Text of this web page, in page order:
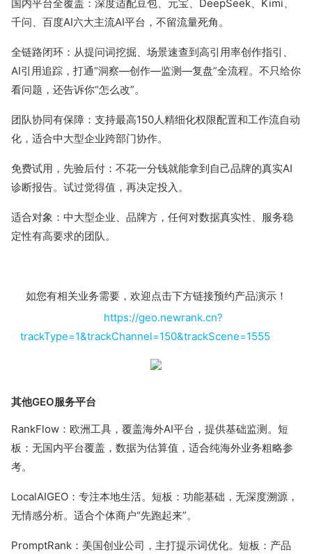
国内平台全覆盖：深度适配豆包、元宝、DeepSeek、Kimi、
千问、百度AI六大主流AI平台，不留流量死角。
全链路闭环：从提问词挖掘、场景速查到高引用率创作指引、
AI引用追踪，打通“洞察—创作—监测—复盘”全流程。不只给你
看问题，还告诉你“怎么改”。
团队协同有保障：支持最高150人精细化权限配置和工作流自动
化，适合中大型企业跨部门协作。
免费试用，先验后付：不花一分钱就能拿到自己品牌的真实AI
诊断报告。试过觉得值，再决定投入。
适合对象：中大型企业、品牌方，任何对数据真实性、服务稳
定性有高要求的团队。
如您有相关业务需要，欢迎点击下方链接预约产品演示！
https://geo.newrank.cn?
trackType=1&trackChannel=150&trackScene=1555
其他GEO服务平台
RankFlow：欧洲工具，覆盖海外AI平台，提供基础监测。短
板：无国内平台覆盖，数据为估算值，适合纯海外业务粗略参
考。
LocalAIGEO：专注本地生活。短板：功能基础，无深度溯源，
无情感分析。适合个体商户“先跑起来”。
PromptRank：美国创业公司，主打提示词优化。短板：产品